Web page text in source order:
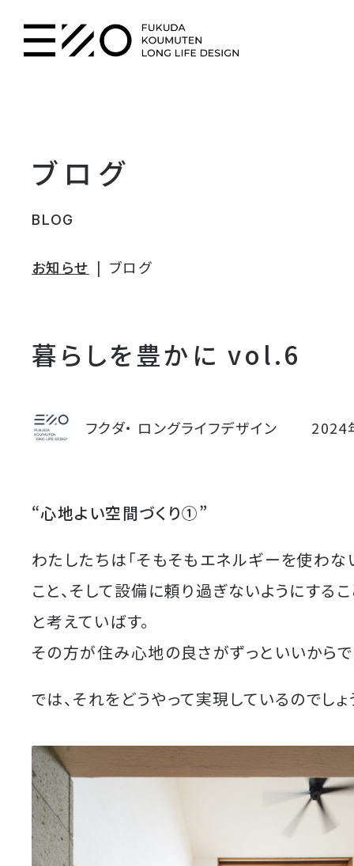
ブログ
BLOG
お知らせ ブログ
暮らしを豊かに vol.6
2024
フクダ・ ロングライフデザイン
“心地よい空間づくり①”
わたしたちは「そもそもエネルギーを使わな
こと、そして設備に頼り過ぎないようにする
と考えていばす。
その方が住み心地の良さがずっといいからで
では、それをどうやって実現しているのでしょ